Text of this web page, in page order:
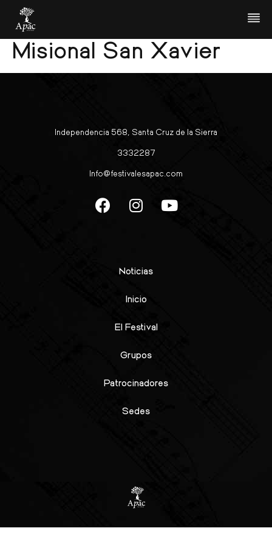
Coro y Orquesta
Misional San Xavier
Independencia 568, Santa Cruz de la Sierra
3332287
Info@festivalesapac.com
Noticias
Inicio
El Festival
Grupos
Patrocinadores
Sedes